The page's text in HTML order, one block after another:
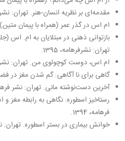
مقدمه‌ای بر نظریه انسان-هنر. تهران: نشر
ام‌ اس در گذر عمر (همراه با پیمان متین).
تهران: نشرفرهامه، 1395.
ام اس، دوست کوچولوی‌ من. تهران: نشر
گاهی برای نا آگاهی: گم شدن مغز در فضای
آخرین دست‌نوشته مانی. تهران: نشر فرهامه،
رستاخیز اسطوره: نگاهی به رابطه مغز
فرهامه، 1394.
خوانش بیماری در بستر اسطوره. تهران: نشر